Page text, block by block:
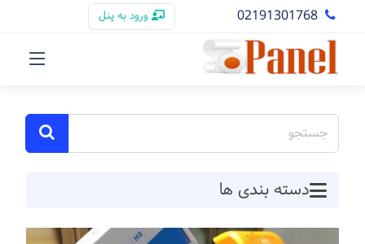
02191301768 ورود به پنل
دسته بندی ها